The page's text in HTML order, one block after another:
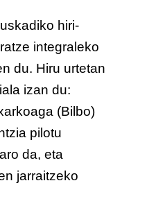
hiri-
integraleko
du. Hiru urtetan
izan du:
(Bilbo)
pilotu
da, eta
jarraitzeko